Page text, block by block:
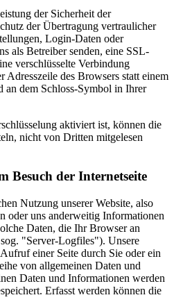
der Sicherheit der
der Übertragung vertraulicher
Login-Daten oder
als Betreiber senden, eine SSL-
verschlüsselte Verbindung
Adresszeile des Browsers statt einem
dem Schloss-Symbol in Ihrer
aktiviert ist, können die
nicht von Dritten mitgelesen
Besuch der Internetseite
Nutzung unserer Website, also
oder uns anderweitig Informationen
Daten, die Ihr Browser an
"Server-Logfiles"). Unsere
einer Seite durch Sie oder ein
von allgemeinen Daten und
Daten und Informationen werden
Erfasst werden können die